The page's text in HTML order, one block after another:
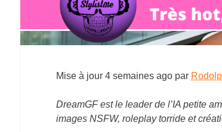
Mise à jour 4 semaines agopar
DreamGF est le leader de l’IA petite
images NSFW, roleplay torride et